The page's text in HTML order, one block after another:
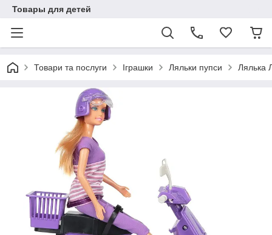
Товары для детей
Товари та послуги Іграшки Ляльки пупси Лялька